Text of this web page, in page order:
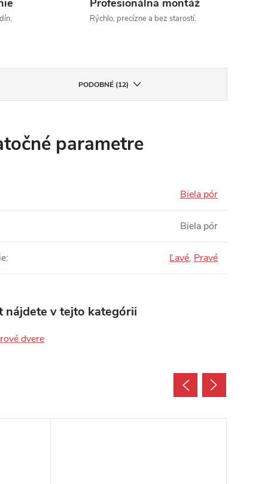
Profesionálna montáž
Rýchlo, precízne a bez starostí.
PODOBNÉ (12)
parametre
Biela pór
Biela pór
: Ľavé, Pravé
nájdete v tejto kategórii
dvere